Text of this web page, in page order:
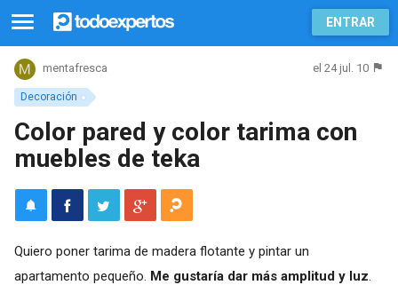
ENTRAR
Decoración
mentafresca el 24 jul. 10
Color pared y color tarima con
muebles de teka
Quiero poner tarima de madera flotante y pintar un
apartamento pequeño. Me gustaría dar más amplitud y luz.